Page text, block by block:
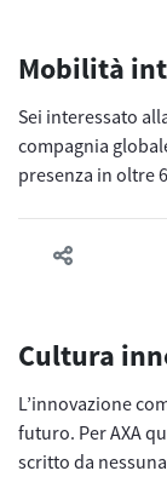
Mobilità
Sei interessato
compagnia
presenza in oltre
Cultura
L’innovazione
futuro. Per AXA
scritto da